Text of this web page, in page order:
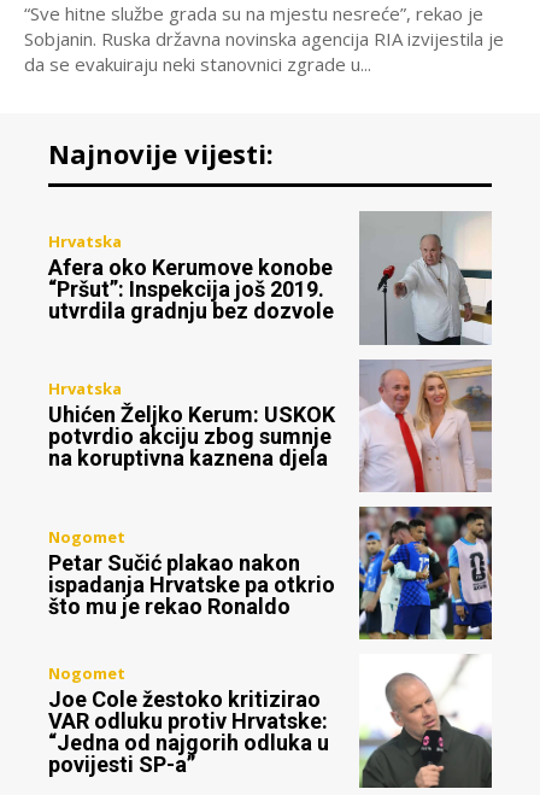
“Sve hitne službe grada su na mjestu nesreće”, rekao je
Sobjanin. Ruska državna novinska agencija RIA izvijestila je
da se evakuiraju neki stanovnici zgrade u...
Najnovije vijesti:
Hrvatska
Afera oko Kerumove konobe
“Pršut”: Inspekcija još 2019.
utvrdila gradnju bez dozvole
Hrvatska
Uhićen Željko Kerum: USKOK
potvrdio akciju zbog sumnje
na koruptivna kaznena djela
Nogomet
Petar Sučić plakao nakon
ispadanja Hrvatske pa otkrio
što mu je rekao Ronaldo
Nogomet
Joe Cole žestoko kritizirao
VAR odluku protiv Hrvatske:
“Jedna od najgorih odluka u
povijesti SP-a”